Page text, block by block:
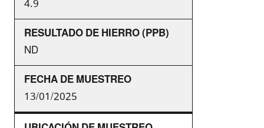
ND
13/01/2025